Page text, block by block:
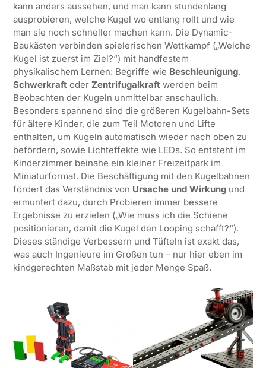
kann anders aussehen, und man kann stundenlang
ausprobieren, welche Kugel wo entlang rollt und wie
man sie noch schneller machen kann. Die Dynamic-
Baukästen verbinden spielerischen Wettkampf („Welche
Kugel ist zuerst im Ziel?“) mit handfestem
physikalischem Lernen: Begriffe wie Beschleunigung,
Schwerkraft oder Zentrifugalkraft werden beim
Beobachten der Kugeln unmittelbar anschaulich.
Besonders spannend sind die größeren Kugelbahn-Sets
für ältere Kinder, die zum Teil Motoren und Lifte
enthalten, um Kugeln automatisch wieder nach oben zu
befördern, sowie Lichteffekte wie LEDs. So entsteht im
Kinderzimmer beinahe ein kleiner Freizeitpark im
Miniaturformat. Die Beschäftigung mit den Kugelbahnen
fördert das Verständnis von Ursache und Wirkungund
ermuntert dazu, durch Probieren immer bessere
Ergebnisse zu erzielen („Wie muss ich die Schiene
positionieren, damit die Kugel den Looping schafft?“).
Dieses ständige Verbessern und Tüfteln ist exakt das,
was auch Ingenieure im Großen tun – nur hier eben im
kindgerechten Maßstab mit jeder Menge Spaß.